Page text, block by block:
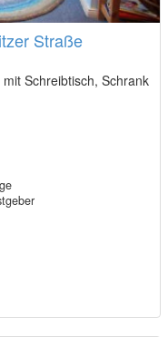
Straße
Schreibtisch, Schrank